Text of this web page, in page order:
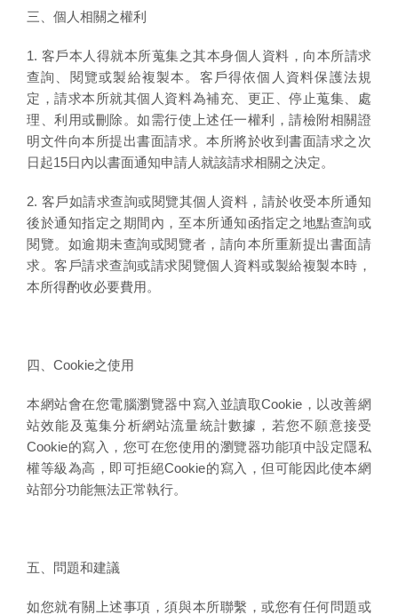
三、個人相關之權利
1. 客戶本人得就本所蒐集之其本身個人資料，向本所請求
查詢、閱覽或製給複製本。客戶得依個人資料保護法規
定，請求本所就其個人資料為補充、更正、停止蒐集、處
理、利用或刪除。如需行使上述任一權利，請檢附相關證
明文件向本所提出書面請求。本所將於收到書面請求之次
日起15日內以書面通知申請人就該請求相關之決定。
2. 客戶如請求查詢或閱覽其個人資料，請於收受本所通知
後於通知指定之期間內，至本所通知函指定之地點查詢或
閱覽。如逾期未查詢或閱覽者，請向本所重新提出書面請
求。客戶請求查詢或請求閱覽個人資料或製給複製本時，
本所得酌收必要費用。
四、Cookie之使用
本網站會在您電腦瀏覽器中寫入並讀取Cookie，以改善網
站效能及蒐集分析網站流量統計數據，若您不願意接受
Cookie的寫入，您可在您使用的瀏覽器功能項中設定隱私
權等級為高，即可拒絕Cookie的寫入，但可能因此使本網
站部分功能無法正常執行。
五、問題和建議
如您就有關上述事項，須與本所聯繫，或您有任何問題或